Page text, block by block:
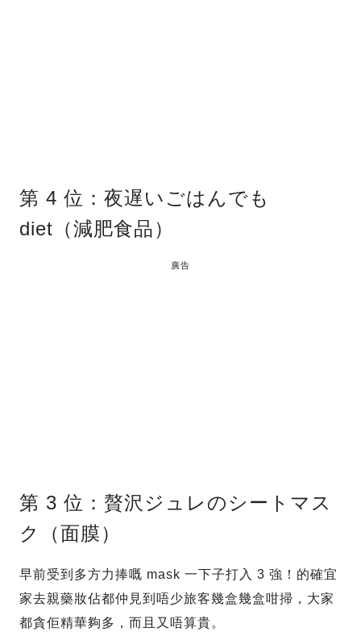
第 4 位：夜遅いごはんでも
diet（減肥食品）
廣告
第 3 位：贅沢ジュレのシートマス
ク（面膜）
早前受到多方力捧嘅 mask 一下子打入 3 強！的確宜
家去親藥妝佔都仲見到唔少旅客幾盒幾盒咁掃，大家
都貪佢精華夠多，而且又唔算貴。